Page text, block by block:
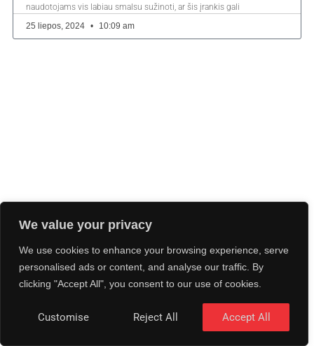
We value your privacy
We use cookies to enhance your browsing experience, serve
personalised ads or content, and analyse our traffic. By
clicking "Accept All", you consent to our use of cookies.
Customise Reject All Accept All
naudotojams vis labiau smalsu sužinoti, ar šis įrankis gali
25 liepos, 2024
10:09 am